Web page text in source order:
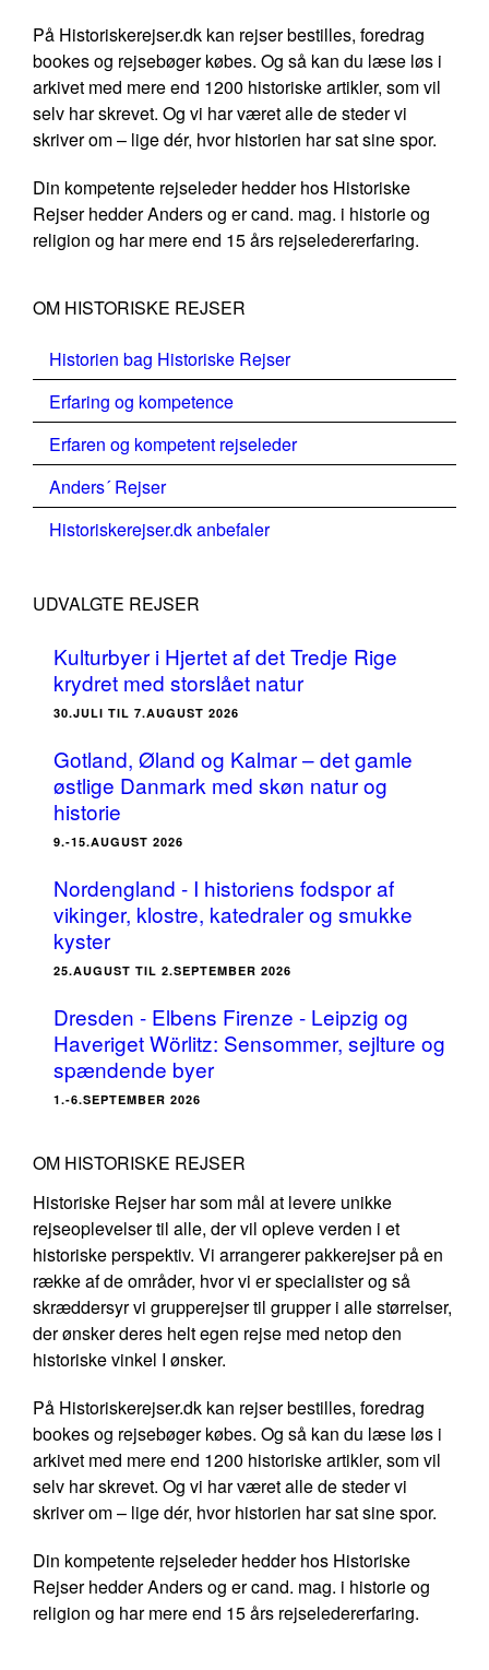
På Historiskerejser.dk kan rejser bestilles, foredrag
bookes og rejsebøger købes. Og så kan du læse løs i
arkivet med mere end 1200 historiske artikler, som vil
selv har skrevet. Og vi har været alle de steder vi
skriver om – lige dér, hvor historien har sat sine spor.
Din kompetente rejseleder hedder hos Historiske
Rejser hedder Anders og er cand. mag. i historie og
religion og har mere end 15 års rejseledererfaring.
OM HISTORISKE REJSER
Historien bag Historiske Rejser
Erfaring og kompetence
Erfaren og kompetent rejseleder
Anders´ Rejser
Historiskerejser.dk anbefaler
UDVALGTE REJSER
Kulturbyer i Hjertet af det Tredje Rige
krydret med storslået natur
30.JULI TIL 7.AUGUST 2026
Gotland, Øland og Kalmar – det gamle
østlige Danmark med skøn natur og
historie
9.-15.AUGUST 2026
Nordengland - I historiens fodspor af
vikinger, klostre, katedraler og smukke
kyster
25.AUGUST TIL 2.SEPTEMBER 2026
Dresden - Elbens Firenze - Leipzig og
Haveriget Wörlitz: Sensommer, sejlture og
spændende byer
1.-6.SEPTEMBER 2026
OM HISTORISKE REJSER
Historiske Rejser har som mål at levere unikke
rejseoplevelser til alle, der vil opleve verden i et
historiske perspektiv. Vi arrangerer pakkerejser på en
række af de områder, hvor vi er specialister og så
skræddersyr vi grupperejser til grupper i alle størrelser,
der ønsker deres helt egen rejse med netop den
historiske vinkel I ønsker.
På Historiskerejser.dk kan rejser bestilles, foredrag
bookes og rejsebøger købes. Og så kan du læse løs i
arkivet med mere end 1200 historiske artikler, som vil
selv har skrevet. Og vi har været alle de steder vi
skriver om – lige dér, hvor historien har sat sine spor.
Din kompetente rejseleder hedder hos Historiske
Rejser hedder Anders og er cand. mag. i historie og
religion og har mere end 15 års rejseledererfaring.